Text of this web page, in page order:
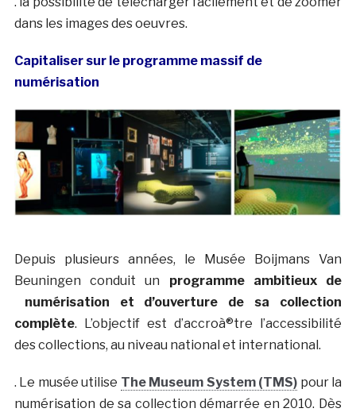
dans les images des oeuvres.
Capitaliser sur le programme massif de
numérisation
Depuis plusieurs années, le Musée Boijmans Van
Beuningen conduit un programme ambitieux de
numérisation et d’ouverture de sa collection
complète. L’objectif est d’accroà®tre l’accessibilité
des collections, au niveau national et international.
. Le musée utilise The Museum System (TMS) pour la
numérisation de sa collection démarrée en 2010. Dès